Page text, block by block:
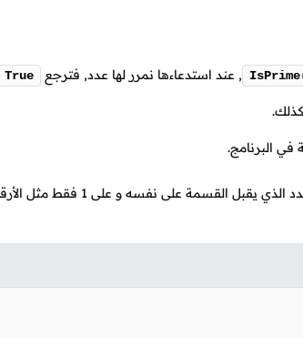
, عند استدعاءها نمرر لها عدد, فترجع True
في البرنامج.
الذي يقبل القسمة على نفسه و على 1 فقط مثل